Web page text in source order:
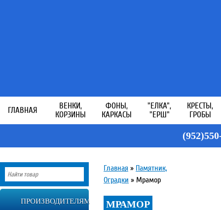
ГЛАВНАЯ
ВЕНКИ,
КОРЗИНЫ
ФОНЫ,
КАРКАСЫ
"ЕЛКА",
"ЕРШ"
КРЕСТЫ,
ГРОБЫ
ПРОИЗВОДИТЕЛЯМ
Главная » Памятник,
Оградки » Мрамор
МРАМОР